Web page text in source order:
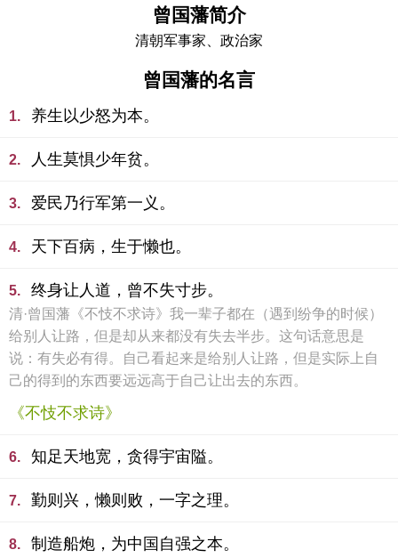
曾国藩简介
清朝军事家、政治家
曾国藩的名言
1. 养生以少怒为本。
2. 人生莫惧少年贫。
3. 爱民乃行军第一义。
4. 天下百病，生于懒也。
5. 终身让人道，曾不失寸步。
清·曾国藩《不忮不求诗》我一辈子都在（遇到纷争的时候）
给别人让路，但是却从来都没有失去半步。这句话意思是
说：有失必有得。自己看起来是给别人让路，但是实际上自
己的得到的东西要远远高于自己让出去的东西。
《不忮不求诗》
6. 知足天地宽，贪得宇宙隘。
7. 勤则兴，懒则败，一字之理。
8. 制造船炮，为中国自强之本。